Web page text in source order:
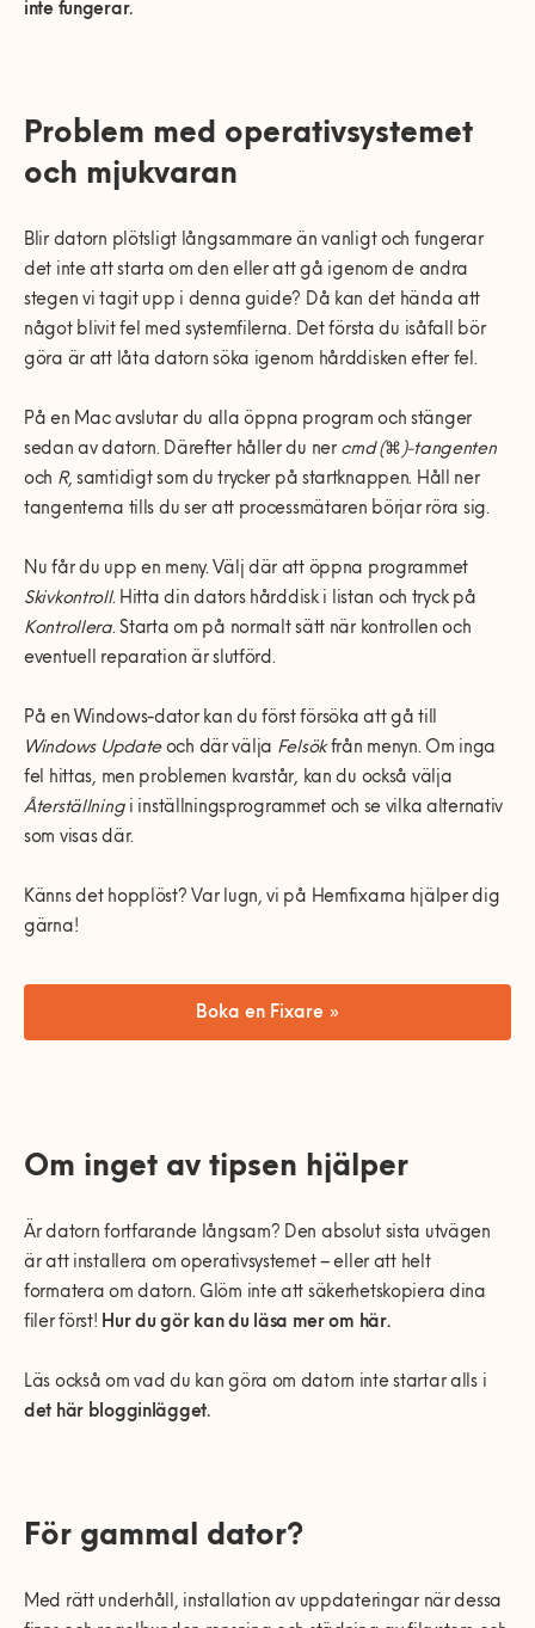
inte fungerar.
Problem med operativsystemet
och mjukvaran
Blir datorn plötsligt långsammare än vanligt och fungerar
det inte att starta om den eller att gå igenom de andra
stegen vi tagit upp i denna guide? Då kan det hända att
något blivit fel med systemfilerna. Det första du isåfall bör
göra är att låta datorn söka igenom hårddisken efter fel.
På en Mac avslutar du alla öppna program och stänger
sedan av datorn. Därefter håller du ner cmd (⌘ )-tangenten
och R, samtidigt som du trycker på startknappen. Håll ner
tangenterna tills du ser att processmätaren börjar röra sig.
Nu får du upp en meny. Välj där att öppna programmet
Skivkontroll. Hitta din dators hårddisk i listan och tryck på
Kontrollera. Starta om på normalt sätt när kontrollen och
eventuell reparation är slutförd.
På en Windows-dator kan du först försöka att gå till
Windows Updateoch där välja Felsökfrån menyn. Om inga
fel hittas, men problemen kvarstår, kan du också välja
Återställningi inställningsprogrammet och se vilka alternativ
som visas där.
Känns det hopplöst? Var lugn, vi på Hemfixarna hjälper dig
gärna!
Boka en Fixare »
Om inget av tipsen hjälper
Är datorn fortfarande långsam? Den absolut sista utvägen
är att installera om operativsystemet – eller att helt
formatera om datorn. Glöm inte att säkerhetskopiera dina
filer först! Hur du gör kan du läsa mer om här.
Läs också om vad du kan göra om datorn inte startar alls i
det här blogginlägget.
För gammal dator?
Med rätt underhåll, installation av uppdateringar när dessa